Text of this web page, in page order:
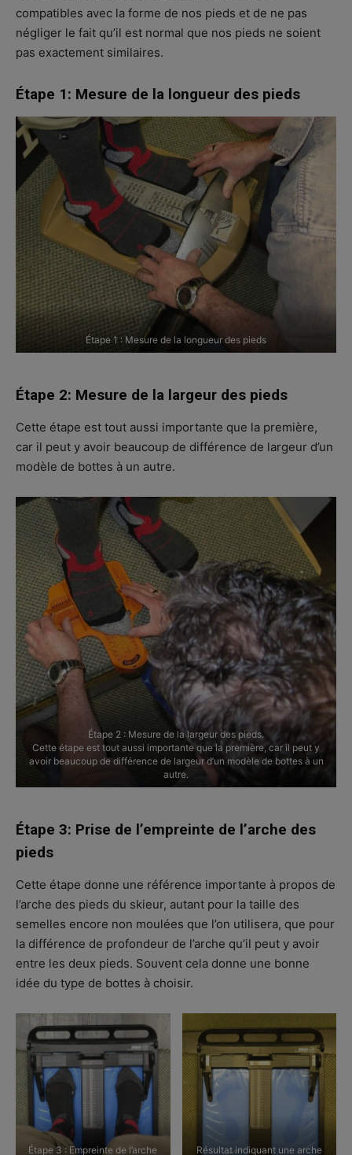
compatibles avec la forme de nos pieds et de ne pas
négliger le fait qu’il est normal que nos pieds ne soient
pas exactement similaires.
Étape 1: Mesure de la longueur des pieds
Étape 1 : Mesure de la longueur des pieds
Étape 2: Mesure de la largeur des pieds
Cette étape est tout aussi importante que la première,
car il peut y avoir beaucoup de différence de largeur d’un
modèle de bottes à un autre.
Étape 2 : Mesure de la largeur des pieds.
Cette étape est tout aussi importante que la première, car il peut y
avoir beaucoup de différence de largeur d’un modèle de bottes à un
autre.
Étape 3: Prise de l’empreinte de l’arche des
pieds
Cette étape donne une référence importante à propos de
l’arche des pieds du skieur, autant pour la taille des
semelles encore non moulées que l’on utilisera, que pour
la différence de profondeur de l’arche qu’il peut y avoir
entre les deux pieds. Souvent cela donne une bonne
idée du type de bottes à choisir.
Étape 3 : Empreinte de l’arche Résultat indiquant une arche